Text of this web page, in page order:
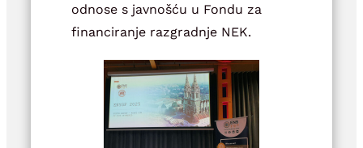
odnose s javnošću u Fondu za
financiranje razgradnje NEK.